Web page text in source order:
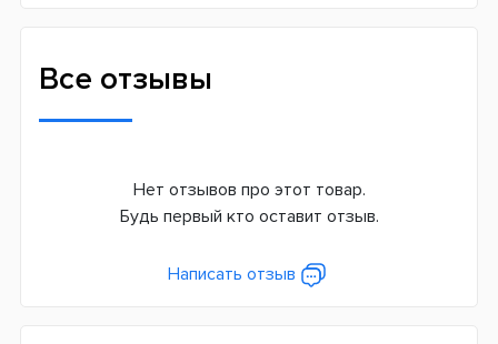
Все отзывы
Нет отзывов про этот товар.
Будь первый кто оставит отзыв.
Написать отзыв